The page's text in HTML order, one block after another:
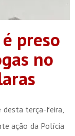
preso
no
terça-feira,
ação da Polícia